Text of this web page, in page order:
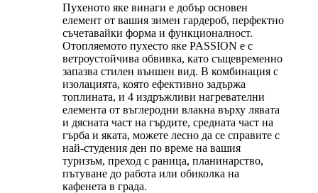
Пухеното яке винаги е добър основен
елемент от вашия зимен гардероб, перфектно
съчетавайки форма и функционалност.
Отопляемото пухесто яке PASSION е с
ветроустойчива обвивка, като същевременно
запазва стилен външен вид. В комбинация с
изолацията, която ефективно задържа
топлината, и 4 издръжливи нагревателни
елемента от въглеродни влакна върху лявата
и дясната част на гърдите, средната част на
гърба и яката, можете лесно да се справите с
най-студения ден по време на вашия
туризъм, преход с раница, планинарство,
пътуване до работа или обиколка на
кафенета в града.